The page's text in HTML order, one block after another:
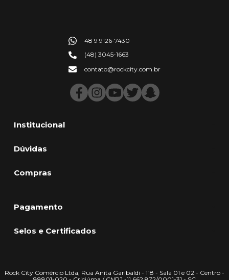
Institucional
Dúvidas
Compras
48 9 9126-7430
(48) 3045-1663
contato@rockcity.com.br
Pagamento
Selos e Certificados
Rock City Comércio Ltda, Rua Anita Garibaldi - 118 - Sala 01 e 02 - Centro -